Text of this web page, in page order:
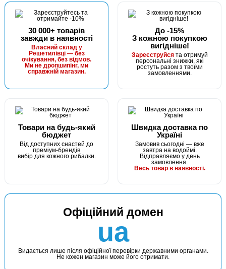
30 000+ товарів
завжди в наявності
Власний склад у
Решетилівці — без
очікування, без відмов.
Ми не дропшипінг, ми
справжній магазин.
До -15%
З кожною покупкою
вигідніше!
Зареєструйсята отримуй
персональні знижки, які
ростуть разом з твоїми
замовленнями.
Товари на будь-який
бюджет
Від доступних снастей до
преміум-брендів
вибір для кожного рибалки.
Швидка доставка по
Україні
Замовив сьогодні — вже
завтра на водоймі.
Відправляємо у день
замовлення.
Весь товар в наявності.
Офіційний домен
ua
Видається лише після офіційної перевірки державними органами.
Не кожен магазин може його отримати.